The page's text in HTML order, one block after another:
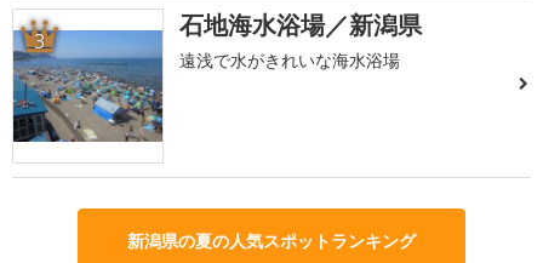
3 石地海水浴場／新潟県
遠浅で水がきれいな海水浴場
新潟県の夏の人気スポットランキング